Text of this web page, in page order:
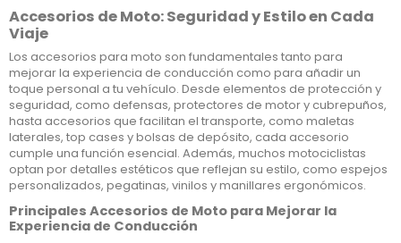
Accesorios de Moto: Seguridad y Estilo en Cada
Viaje
Los accesorios para moto son fundamentales tanto para
mejorar la experiencia de conducción como para añadir un
toque personal a tu vehículo. Desde elementos de protección y
seguridad, como defensas, protectores de motor y cubrepuños,
hasta accesorios que facilitan el transporte, como maletas
laterales, top cases y bolsas de depósito, cada accesorio
cumple una función esencial. Además, muchos motociclistas
optan por detalles estéticos que reflejan su estilo, como espejos
personalizados, pegatinas, vinilos y manillares ergonómicos.
Principales Accesorios de Moto para Mejorar la
Experiencia de Conducción